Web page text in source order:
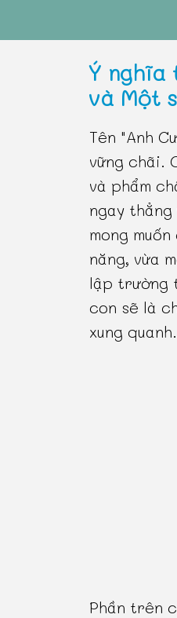
Ý nghĩa
và Một
Tên "Anh
vững chãi.
và phẩm
ngay
mong
năng, vừa
lập trường
con sẽ là
xung quanh.
Phần trên